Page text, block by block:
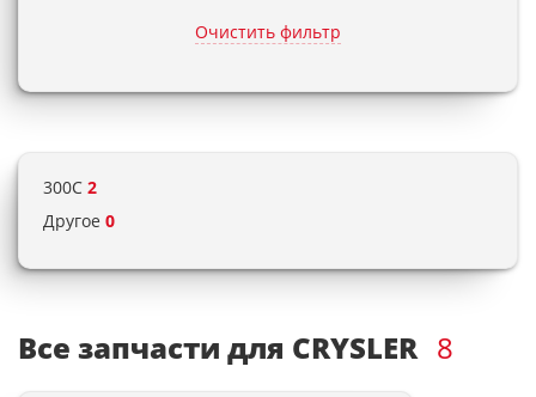
Очистить фильтр
300C 2
Другое 0
Все запчасти для CRYSLER 8